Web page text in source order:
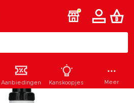
Aanbiedingen Kanskoopjes Meer